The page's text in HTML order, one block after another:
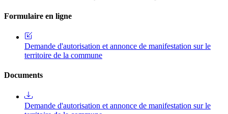
Formulaire en ligne
Demande d'autorisation et annonce de manifestation sur le
territoire de la commune
Documents
Demande d'autorisation et annonce de manifestation sur le